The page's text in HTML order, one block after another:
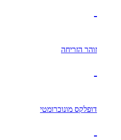
זוהר הזריחה
דופלקס מונוכרומטי